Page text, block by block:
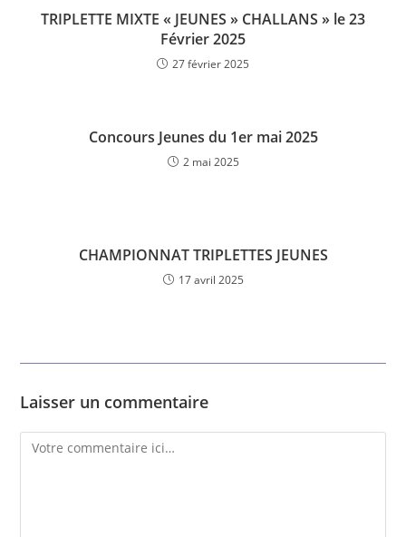
TRIPLETTE MIXTE « JEUNES » CHALLANS » le 23
Février 2025
27 février 2025
Concours Jeunes du 1er mai 2025
2 mai 2025
CHAMPIONNAT TRIPLETTES JEUNES
17 avril 2025
Laisser un commentaire